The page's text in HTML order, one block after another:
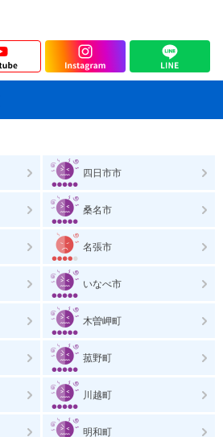
四日市市
桑名市
名張市
いなべ市
木曽岬町
菰野町
川越町
明和町